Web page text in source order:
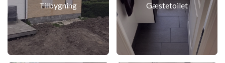
Tilbygning Gæstetoilet